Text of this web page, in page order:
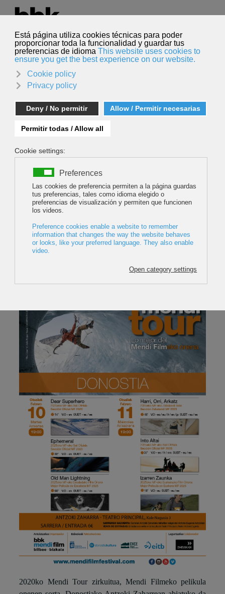
Hautatu hizkuntza
Euskara
Bilatu
NOTICIAS
Donostian eta Zangozan abiatuko da 2021eko
21 Urtarrila 2021
Azken Eguneratzea: 21 Urtarrila 2021
2020ko Mendi Tour zirkuitua, Mendi Filmeko pelikula